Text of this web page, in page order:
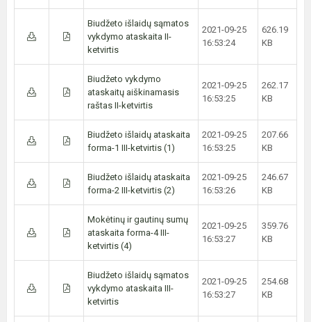
Biudžeto išlaidų sąmatos
vykdymo ataskaita II-
ketvirtis
2021-09-25
16:53:24
626.19
KB
Biudžeto vykdymo
ataskaitų aiškinamasis
raštas II-ketvirtis
2021-09-25
16:53:25
262.17
KB
Biudžeto išlaidų ataskaita
forma-1 III-ketvirtis (1)
2021-09-25
16:53:25
207.66
KB
Biudžeto išlaidų ataskaita
forma-2 III-ketvirtis (2)
2021-09-25
16:53:26
246.67
KB
Mokėtinų ir gautinų sumų
ataskaita forma-4 III-
ketvirtis (4)
2021-09-25
16:53:27
359.76
KB
Biudžeto išlaidų sąmatos
vykdymo ataskaita III-
ketvirtis
2021-09-25
16:53:27
254.68
KB